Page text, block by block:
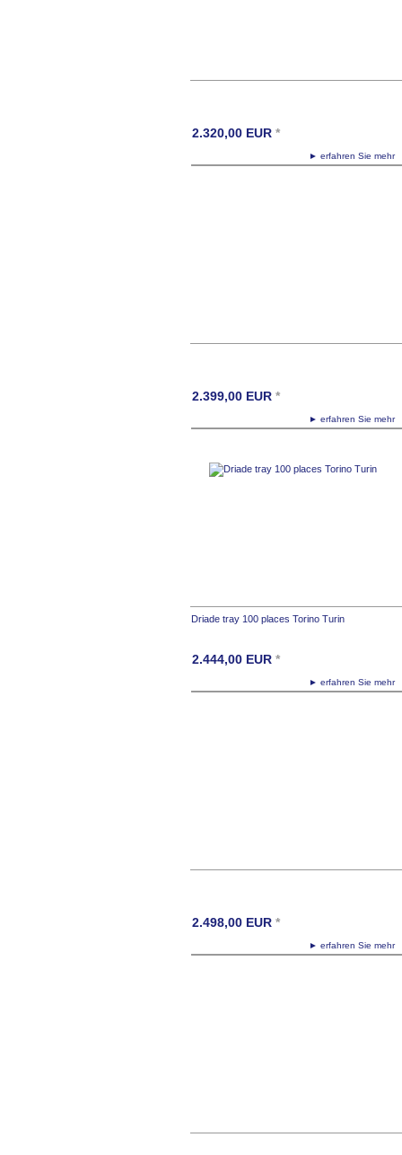
► erfahren Sie
2.320,00 EUR *
► erfahren Sie
2.399,00 EUR *
Driade tray 100 places Torino Turin
► erfahren Sie
2.444,00 EUR *
► erfahren Sie
2.498,00 EUR *